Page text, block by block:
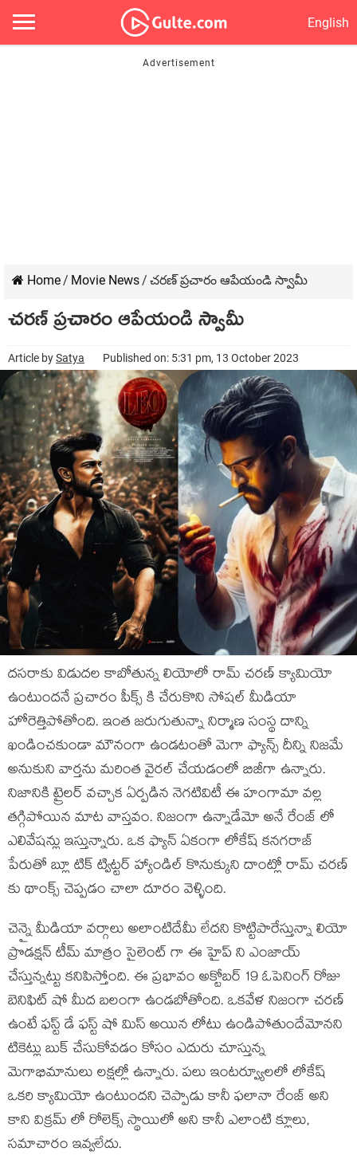
English
Home/ Movie News/ చరణ్ ప్రచారం ఆపేయండి స్వామీ
చరణ్ ప్రచారం ఆపేయండి స్వామీ
Article bySatya Published on: 5:31 pm, 13 October 2023
దసరాకు విడుదల కాబోతున్న లియోలో రామ్ చరణ్ క్యామియో
ఉంటుందనే ప్రచారం పీక్స్ కి చేరుకొని సోషల్ మీడియా
హోరెత్తిపోతోంది. ఇంత జరుగుతున్నా నిర్మాణ సంస్థ దాన్ని
ఖండించకుండా మౌనంగా ఉండటంతో మెగా ఫ్యాన్స్ దీన్ని నిజమే
అనుకుని వార్తను మరింత వైరల్ చేయడంలో బిజీగా ఉన్నారు.
నిజానికి ట్రైలర్ వచ్చాక ఏర్పడిన నెగటివిటీ ఈ హంగామా వల్ల
తగ్గిపోయిన మాట వాస్తవం. నిజంగా ఉన్నాడేమో అనే రేంజ్ లో
ఎలివేషన్లు ఇస్తున్నారు. ఒక ఫ్యాన్ ఏకంగా లోకేష్ కనగరాజ్
పేరుతో బ్లూ టిక్ ట్విట్టర్ హ్యాండిల్ కొనుక్కుని దాంట్లో రామ్ చరణ్
కు థాంక్స్ చెప్పడం చాలా దూరం వెళ్ళింది.
చెన్నై మీడియా వర్గాలు అలాంటిదేమీ లేదని కొట్టిపారేస్తున్నా లియో
ప్రొడక్షన్ టీమ్ మాత్రం సైలెంట్ గా ఈ హైప్ ని ఎంజాయ్
చేస్తున్నట్టు కనిపిస్తోంది. ఈ ప్రభావం అక్టోబర్ 19 ఓపెనింగ్ రోజు
బెనిఫిట్ షో మీద బలంగా ఉండబోతోంది. ఒకవేళ నిజంగా చరణ్
ఉంటే ఫస్ట్ డే ఫస్ట్ షో మిస్ అయిన లోటు ఉండిపోతుందేమోనని
టికెట్లు బుక్ చేసుకోవడం కోసం ఎదురు చూస్తున్న
మెగాభిమానులు లక్షల్లో ఉన్నారు. పలు ఇంటర్వ్యూలలో లోకేష్
ఒకరి క్యామియో ఉంటుందని చెప్పాడు కానీ ఫలానా రేంజ్ అని
కాని విక్రమ్ లో రోలెక్స్ స్థాయిలో అని కానీ ఎలాంటి క్లూలు,
సమాచారం ఇవ్వలేదు.